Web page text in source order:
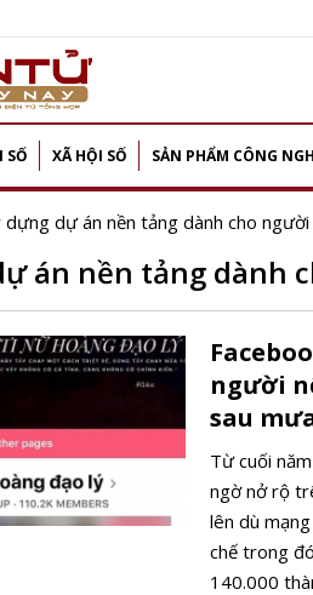
SỐ XÃ HỘI SỐ SẢN PHẨM CÔNG
dựng dự án nền tảng dành cho
án nền tảng dành
người
sau
Từ cuối
ngờ nở rộ
lên dù
chế trong
140.000